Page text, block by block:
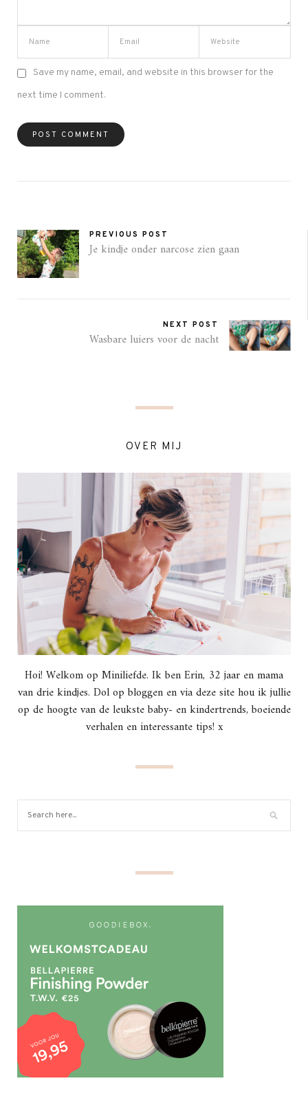
Save my name, email, and website in this browser for the
next time I comment.
PREVIOUS POST
Je kindje onder narcose zien gaan
NEXT POST
Wasbare luiers voor de nacht
OVER MIJ
Hoi! Welkom op Miniliefde. Ik ben Erin, 32 jaar en mama
van drie kindjes. Dol op bloggen en via deze site hou ik jullie
op de hoogte van de leukste baby- en kindertrends, boeiende
verhalen en interessante tips! x